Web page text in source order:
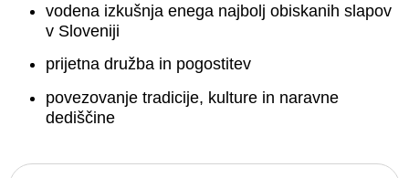
vodena izkušnja enega najbolj obiskanih slapov
v Sloveniji
prijetna družba in pogostitev
povezovanje tradicije, kulture in naravne
dediščine